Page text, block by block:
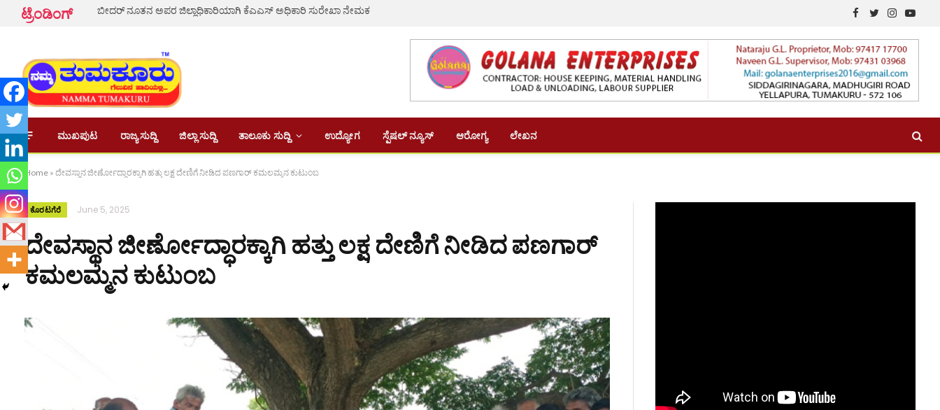
ಟ್ರೆಂಡಿಂಗ್ ಬೀದರ್ ನೂತನ ಅಪರ ಜಿಲ್ಲಾಧಿಕಾರಿಯಾಗಿ ಕೆಎಎಸ್ ಅಧಿಕಾರಿ ಸುರೇಖಾ ನೇಮಕ
Facebook
TwitterInstagram
ಮುಖಪುಟ ರಾಜ್ಯ ಸುದ್ದಿ ಜಿಲ್ಲಾ ಸುದ್ದಿ ತಾಲೂಕು ಸುದ್ದಿ ಉದ್ಯೋಗ ಸ್ಪೆಷಲ್ ನ್ಯೂಸ್ ಆರೋಗ್ಯ ಲೇಖನ
Home » ದೇವಸ್ಥಾನ ಜೀರ್ಣೋದ್ಧಾರಕ್ಕಾಗಿ ಹತ್ತು ಲಕ್ಷ ದೇಣಿಗೆ ನೀಡಿದ ಪಣಗಾರ್ ಕಮಲಮ್ಮನ ಕುಟುಂಬ
ಕೊರಟಗೆರೆ June 5, 2025
ದೇವಸ್ಥಾನ ಜೀರ್ಣೋದ್ಧಾರಕ್ಕಾಗಿ ಹತ್ತು ಲಕ್ಷ ದೇಣಿಗೆ ನೀಡಿದ ಪಣಗಾರ್
ಕಮಲಮ್ಮನ ಕುಟುಂಬ